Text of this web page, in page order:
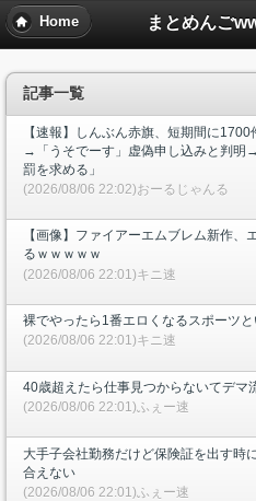
まとめんご
Home
記事一覧
【速報】しんぶん赤旗、短期間に
→「うそでーす」虚偽申し込みと判明
罰を求める」
(2026/08/06 22:02)おーるじゃんる
【画像】ファイアーエムブレム新作、
るｗｗｗｗｗ
(2026/08/06 22:01)キニ速
裸でやったら1番エロくなるスポーツ
(2026/08/06 22:01)キニ速
40歳超えたら仕事見つからないてデマ
(2026/08/06 22:01)ふぇー速
大手子会社勤務だけど保険証を出す時
合えない
(2026/08/06 22:01)ふぇー速